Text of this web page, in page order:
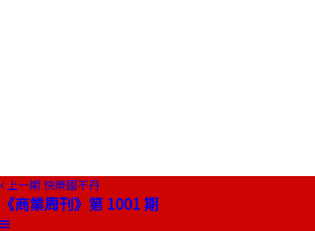
上一期 快樂國不丹
《商業周刊》第 1001 期